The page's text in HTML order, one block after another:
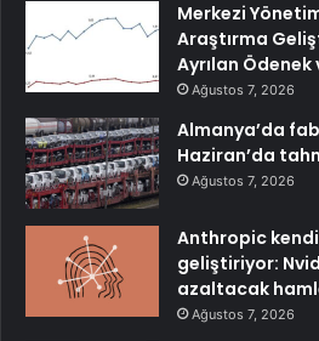
Merkezi
Araştırma
Ayrılan
Ağustos 7, 2026
Almanya’da
Haziran’da
Ağustos 7, 2026
Anthropic
geliştiriyor:
azaltacak
Ağustos 7, 2026